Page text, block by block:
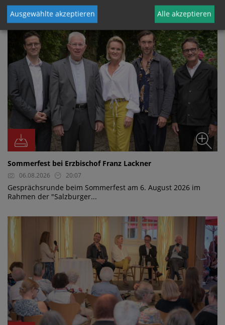
Sommerfest bei Erzbischof Franz Lackner
06.08.2026 20:07
Gesprächsrunde beim Sommerfest am 6. August 2026 im
Rahmen der "Salzburger...
Ausgewählte akzeptieren Alle akzeptieren